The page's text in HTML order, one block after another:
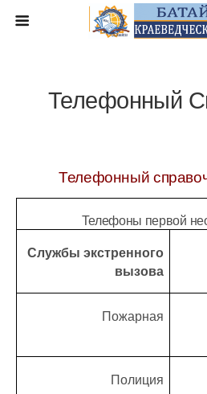
Телефонный
Телефонный
Телефоны первой
Службы экстренного
вызова
Пожарная
Полиция